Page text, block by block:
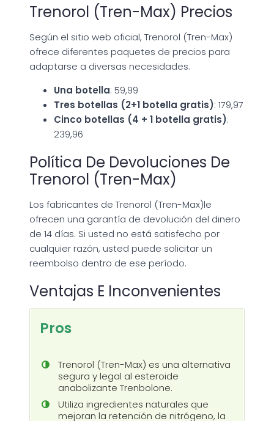
Trenorol (Tren-Max) Precios
Según el sitio web oficial, Trenorol (Tren-Max)
ofrece diferentes paquetes de precios para
adaptarse a diversas necesidades.
Una botella: 59,99
Tres botellas (2+1 botella gratis): 179,97
Cinco botellas (4 + 1 botella gratis):
239,96
Política De Devoluciones De
Trenorol (Tren-Max)
Los fabricantes de Trenorol (Tren-Max)le
ofrecen una garantía de devolución del dinero
de 14 días. Si usted no está satisfecho por
cualquier razón, usted puede solicitar un
reembolso dentro de ese período.
Ventajas E Inconvenientes
Pros
Trenorol (Tren-Max) es una alternativa
segura y legal al esteroide
anabolizante Trenbolone.
Utiliza ingredientes naturales que
mejoran la retención de nitrógeno, la